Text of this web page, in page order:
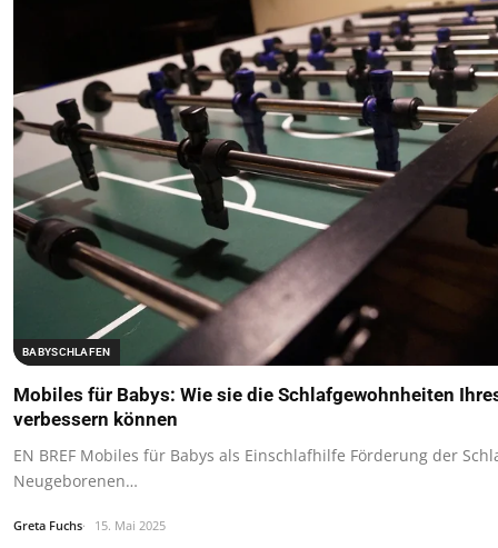
BABYSCHLAFEN
Mobiles für Babys: Wie sie die Schlafgewohnheiten
verbessern können
EN BREF Mobiles für Babys als Einschlafhilfe Förderung der
Neugeborenen…
Greta Fuchs 15. Mai 2025